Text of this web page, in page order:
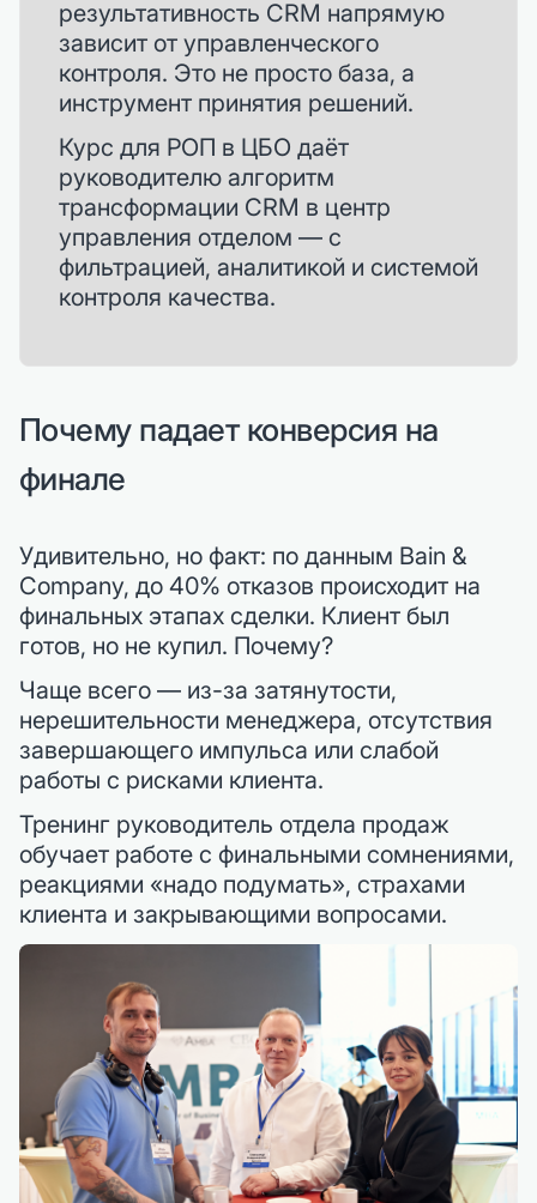
результативность CRM напрямую
зависит от управленческого
контроля. Это не просто база, а
инструмент принятия решений.
Курс для РОП в ЦБО даёт
руководителю алгоритм
трансформации CRM в центр
управления отделом — с
фильтрацией, аналитикой и системой
контроля качества.
Почему падает конверсия на
финале
Удивительно, но факт: по данным Bain &
Company, до 40% отказов происходит на
финальных этапах сделки. Клиент был
готов, но не купил. Почему?
Чаще всего — из-за затянутости,
нерешительности менеджера, отсутствия
завершающего импульса или слабой
работы с рисками клиента.
Тренинг руководитель отдела продаж
обучает работе с финальными сомнениями,
реакциями «надо подумать», страхами
клиента и закрывающими вопросами.